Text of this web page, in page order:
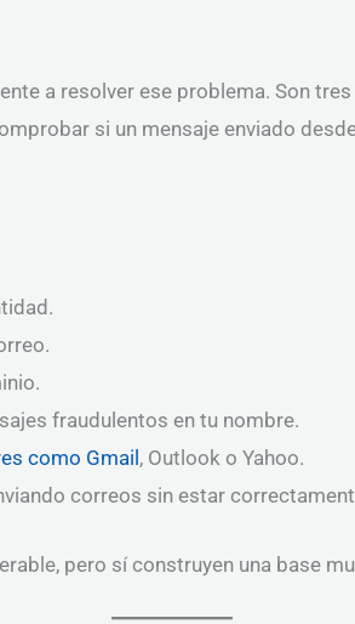
a resolver ese problema. Son
si un mensaje enviado
fraudulentos en tu nombre.
como Gmail , Outlook o Yahoo.
correos sin estar
pero sí construyen una base